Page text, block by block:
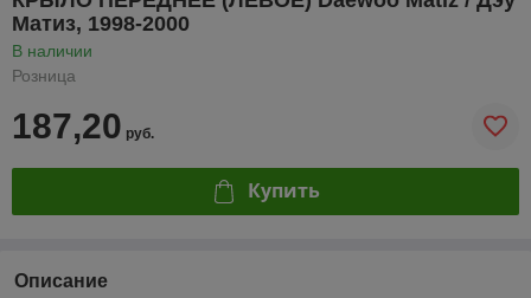
Матиз, 1998-2000
В наличии
Розница
187,20 руб.
Купить
Описание